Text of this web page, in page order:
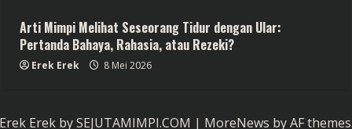
Arti Mimpi Melihat Seseorang Tidur dengan Ular:
Pertanda Bahaya, Rahasia, atau Rezeki?
Erek Erek 8 Mei 2026
Erek by SEJUTAMIMPI.COM | MoreNews by AF